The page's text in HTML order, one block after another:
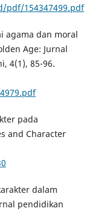
pdf/154347499.pdf
agama dan moral
Age: Jurnal
4(1), 85-96.
pada
and Character
dalam
pendidikan